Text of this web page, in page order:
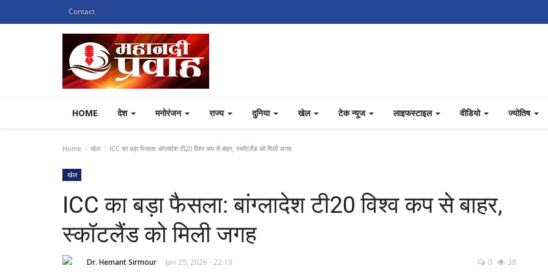
Contact
HOME देश मनोरंजन राज्य दुनिया खेल टेक न्यूज लाइफस्टाइल वीडियो ज्योतिष
Home खेल ICC का बड़ा फैसला: बांग्लादेश टी20 विश्व कप से बाहर, स्कॉटलैंड को मिली जगह
खेल
ICC का बड़ा फैसला: बांग्लादेश टी20 विश्व कप से बाहर,
स्कॉटलैंड को मिली जगह
Dr. Hemant Sirmour Jan 25, 2026 - 22:19 0 38